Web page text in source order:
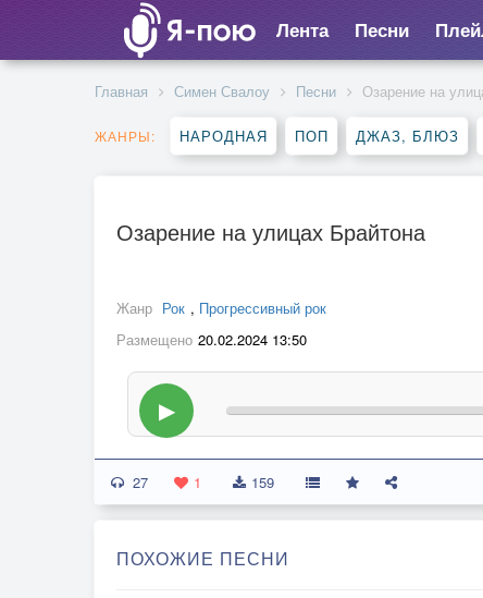
Лента Песни
Главная Симен Свалоу Песни Озарение на
ЖАНРЫ: НАРОДНАЯ ПОП ДЖАЗ, БЛЮЗ
Озарение на улицах Брайтона
Жанр Рок , Прогрессивный рок
Размещено 20.02.2024 13:50
▶
27 1 159
ПОХОЖИЕ ПЕСНИ